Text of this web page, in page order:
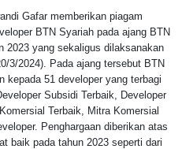
Gafar memberikan piagam
BTN Syariah pada ajang BTN
2023 yang sekaligus dilaksanakan
3/2024). Pada ajang tersebut BTN
kepada 51 developer yang terbagi
Subsidi Terbaik, Developer
Terbaik, Mitra Komersial
Penghargaan diberikan atas
baik pada tahun 2023 seperti dari